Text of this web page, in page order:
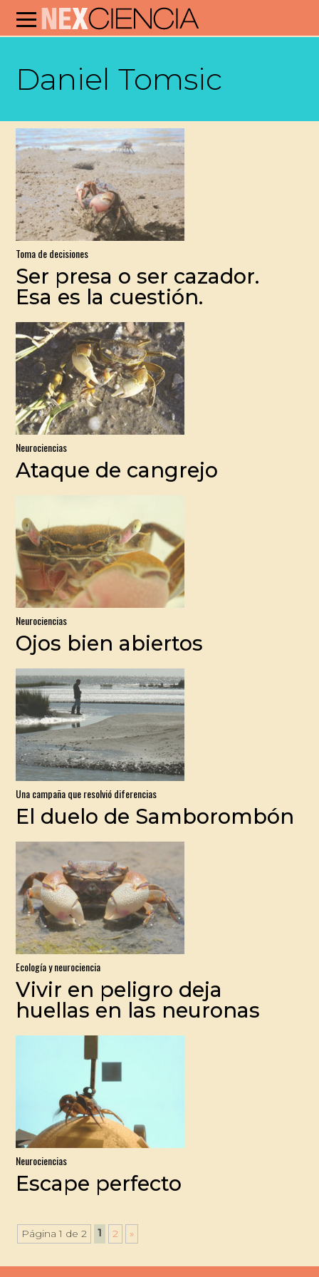
Daniel Tomsic
Toma de decisiones
Ser presa o ser cazador.
Esa es la cuestión.
Neurociencias
Ataque de cangrejo
Neurociencias
Ojos bien abiertos
Una campaña que resolvió diferencias
El duelo de Samborombón
Ecología y neurociencia
Vivir en peligro deja
huellas en las neuronas
Neurociencias
Escape perfecto
Página 1 de 2 1 2 »